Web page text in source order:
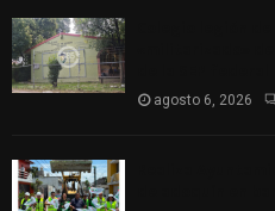
agosto 6, 2026